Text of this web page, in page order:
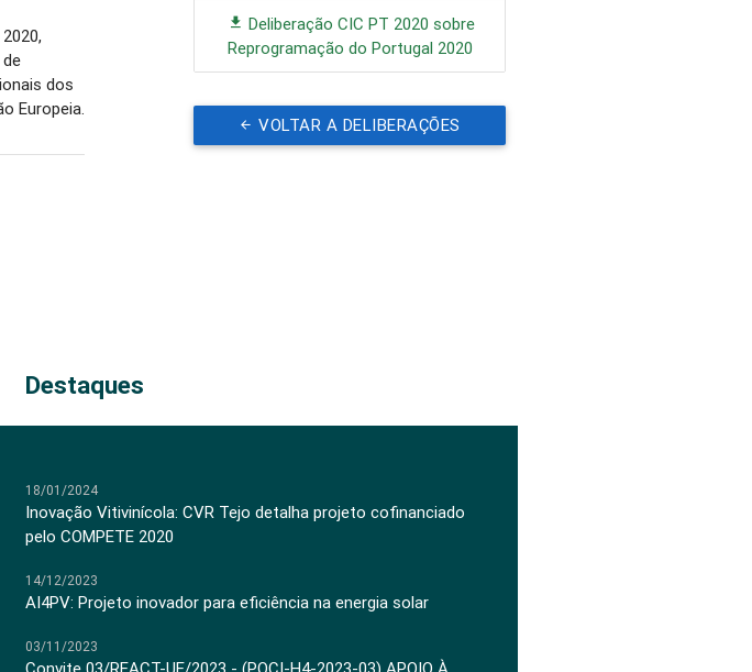
dos
Europeia.
Deliberação CIC PT 2020 sobre
Reprogramação do Portugal 2020
VOLTAR A DELIBERAÇÕES
Destaques
18/01/2024
Inovação Vitivinícola: CVR Tejo detalha projeto cofinanciado
pelo COMPETE 2020
14/12/2023
AI4PV: Projeto inovador para eficiência na energia solar
03/11/2023